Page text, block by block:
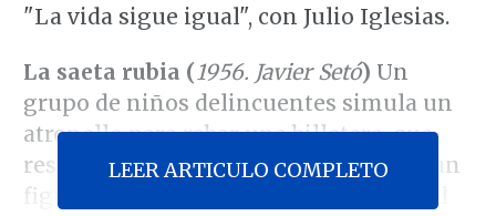
"La vida sigue igual", con Julio Iglesias.
La saeta rubia (1956. Javier Setó) Un
grupo de niños delincuentes simula un
atropello para robar una billetera, que
resulta ser de Alfredo Di Stéfano, la gran
figura "merengue" de aquellos años. Al
LEER ARTICULO COMPLETO